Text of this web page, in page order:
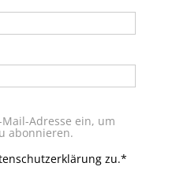
Adresse ein, um
abonnieren.
zu.*